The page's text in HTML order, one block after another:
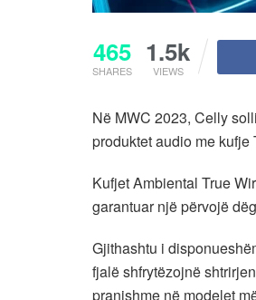
465
SHARES
1.5k
VIEWS
Në MWC 2023, Celly
produktet audio me
Kufjet Ambiental True
garantuar një përvojë
Gjithashtu i
fjalë shfrytëzojnë
pranishme në modelet